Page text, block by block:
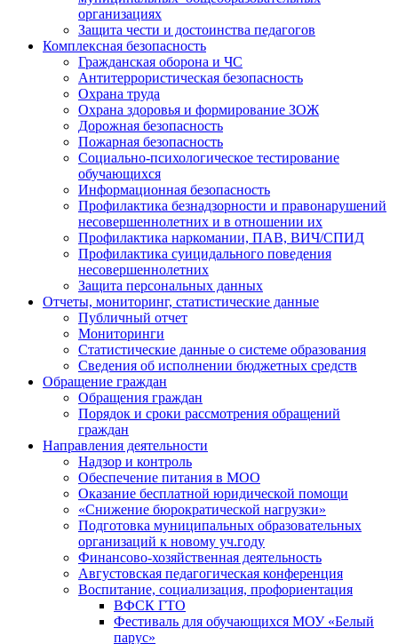
организациях
Защита чести и достоинства педагогов
Комплексная безопасность
Гражданская оборона и ЧС
Антитеррористическая безопасность
Охрана труда
Охрана здоровья и формирование ЗОЖ
Дорожная безопасность
Пожарная безопасность
Социально-психологическое тестирование
обучающихся
Информационная безопасность
Профилактика безнадзорности и правонарушений
несовершеннолетних и в отношении их
Профилактика наркомании, ПАВ, ВИЧ/СПИД
Профилактика суицидального поведения
несовершеннолетних
Защита персональных данных
Отчеты, мониторинг, статистические данные
Публичный отчет
Мониторинги
Статистические данные о системе образования
Сведения об исполнении бюджетных средств
Обращение граждан
Обращения граждан
Порядок и сроки рассмотрения обращений
граждан
Направления деятельности
Надзор и контроль
Обеспечение питания в МОО
Оказание бесплатной юридической помощи
«Снижение бюрократической нагрузки»
Подготовка муниципальных образовательных
организаций к новому уч.году
Финансово-хозяйственная деятельность
Августовская педагогическая конференция
Воспитание, социализация, профориентация
ВФСК ГТО
Фестиваль для обучающихся МОУ «Белый
парус»